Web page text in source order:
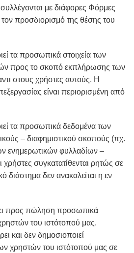
με διάφορες Φόρμες
προσδιορισμό της θέσης του
τα προσωπικά στοιχεία των
προς το σκοπό εκπλήρωσης των
στους χρήστες αυτούς. Η
είναι περιορισμένη από
τα προσωπικά δεδομένα των
– διαφημιστικού σκοπούς (πχ.
ενημερωτικών φυλλαδίων –
συγκατατίθενται ρητώς σε
διάστημα δεν ανακαλείται η εν
προς πώληση προσωπικά
του ιστότοπού μας.
και δεν δημοσιοποιεί
χρηστών του ιστότοπού μας σε